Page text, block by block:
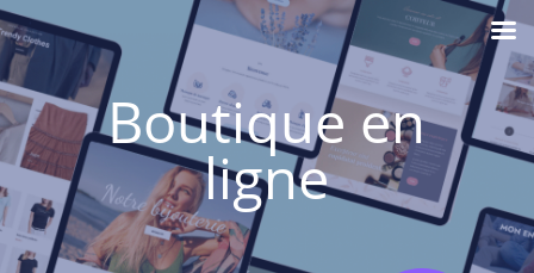
Boutique en
ligne